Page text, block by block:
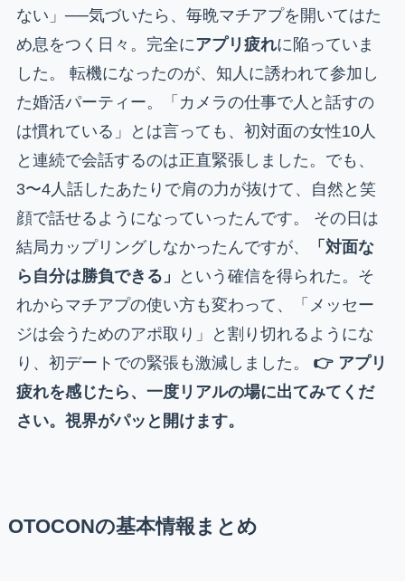
ない」──気づいたら、毎晩マチアプを開いてはた
め息をつく日々。完全にアプリ疲れに陥っていま
した。 転機になったのが、知人に誘われて参加し
た婚活パーティー。「カメラの仕事で人と話すの
は慣れている」とは言っても、初対面の女性10人
と連続で会話するのは正直緊張しました。でも、
3〜4人話したあたりで肩の力が抜けて、自然と笑
顔で話せるようになっていったんです。 その日は
結局カップリングしなかったんですが、
「対面な
ら自分は勝負できる」
という確信を得られた。そ
れからマチアプの使い方も変わって、「メッセー
ジは会うためのアポ取り」と割り切れるようにな
り、初デートでの緊張も激減しました。 👉 アプリ
疲れを感じたら、一度リアルの場に出てみてくだ
さい。視界がパッと開けます。
OTOCONの基本情報まとめ